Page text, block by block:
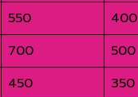
550
400
700
500
450
350